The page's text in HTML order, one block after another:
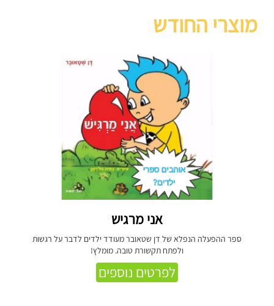
מוצרי החודש
אני מרגיש
ספר ההפעלה הנפלא של דן שטאובר מעודד ילדים לדבר על רגשות
ולפתח תקשורת טובה. מומלץ!
לפרטים נוספים